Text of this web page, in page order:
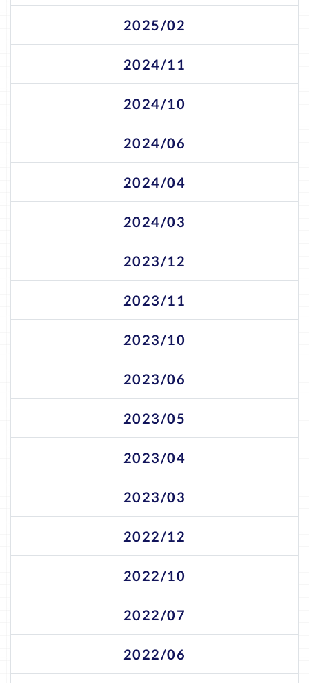
2025/02
2024/11
2024/10
2024/06
2024/04
2024/03
2023/12
2023/11
2023/10
2023/06
2023/05
2023/04
2023/03
2022/12
2022/10
2022/07
2022/06